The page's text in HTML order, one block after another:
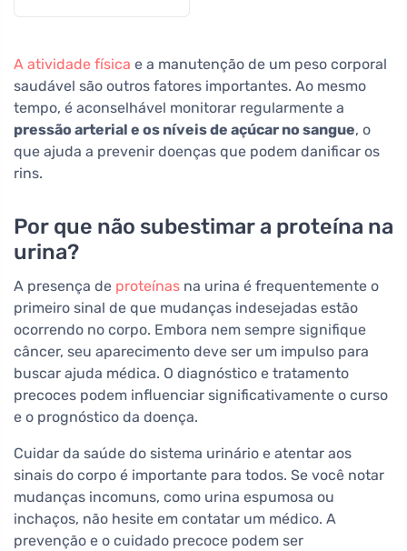
A atividade física e a manutenção de um peso corporal
saudável são outros fatores importantes. Ao mesmo
tempo, é aconselhável monitorar regularmente a
pressão arterial e os níveis de açúcar no sangue, o
que ajuda a prevenir doenças que podem danificar os
rins.
Por que não subestimar a proteína na
urina?
A presença de proteínas na urina é frequentemente o
primeiro sinal de que mudanças indesejadas estão
ocorrendo no corpo. Embora nem sempre signifique
câncer, seu aparecimento deve ser um impulso para
buscar ajuda médica. O diagnóstico e tratamento
precoces podem influenciar significativamente o curso
e o prognóstico da doença.
Cuidar da saúde do sistema urinário e atentar aos
sinais do corpo é importante para todos. Se você notar
mudanças incomuns, como urina espumosa ou
inchaços, não hesite em contatar um médico. A
prevenção e o cuidado precoce podem ser